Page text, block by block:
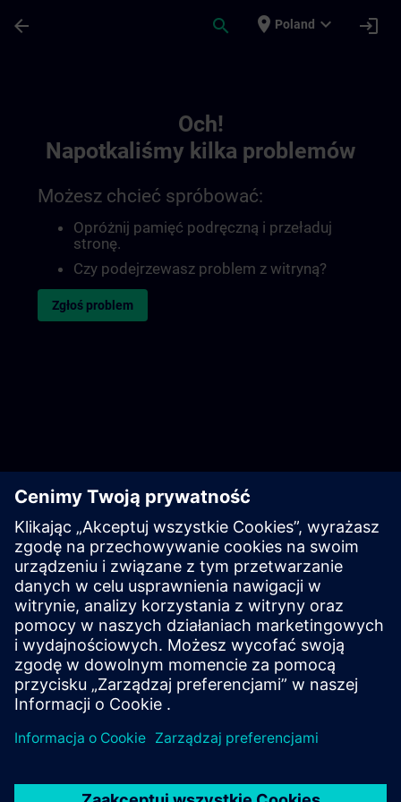
arrow_back search place Poland expand_more login
Och!
Napotkaliśmy kilka problemów
Możesz chcieć spróbować:
Opróżnij pamięć podręczną i przeładuj
stronę.
Czy podejrzewasz problem z witryną?
Zgłoś problem